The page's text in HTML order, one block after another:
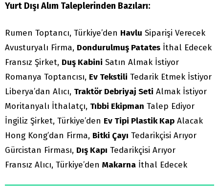
Yurt Dışı Alım Taleplerinden Bazıları:
Rumen Toptancı, Türkiye’den Havlu Siparişi Verecek
Avusturyalı Firma, Dondurulmuş Patates İthal Edecek
Fransız Şirket, Duş Kabini Satın Almak İstiyor
Romanya Toptancısı, Ev Tekstili Tedarik Etmek İstiyor
Liberya’dan Alıcı, Traktör Debriyaj Seti Almak İstiyor
Moritanyalı İthalatçı, Tıbbi Ekipman Talep Ediyor
İngiliz Şirket, Türkiye’den Ev Tipi Plastik Kap Alacak
Hong Kong’dan Firma, Bitki Çayı Tedarikçisi Arıyor
Gürcistan Firması, Dış Kapı Tedarikçisi Arıyor
Fransız Alıcı, Türkiye’den Makarna İthal Edecek